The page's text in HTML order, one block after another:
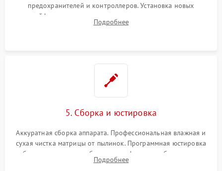
предохранителей и контроллеров. Установка новых
шлейфов, дисплея, механизма затвора или двигателя
автофокуса. Восстановление геометрии тубуса объектива
Подробнее
5. Сборка и юстировка
Аккуратная сборка аппарата. Профессиональная влажная и
сухая чистка матрицы от пылинок. Программная юстировка
рабочего отрезка, калибровка автофокуса, стабилизатора и
экспозамера с помощью сервисного ПО.
Подробнее